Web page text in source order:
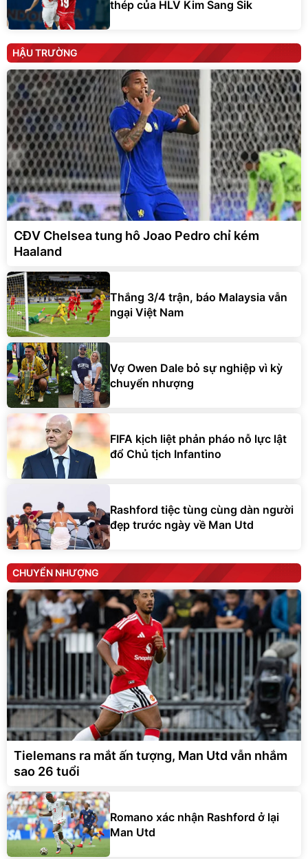
thép của HLV Kim Sang Sik
HẬU TRƯỜNG
CĐV Chelsea tung hô Joao Pedro chỉ kém
Haaland
Thắng 3/4 trận, báo Malaysia vẫn
ngại Việt Nam
Vợ Owen Dale bỏ sự nghiệp vì kỳ
chuyển nhượng
FIFA kịch liệt phản pháo nỗ lực lật
đổ Chủ tịch Infantino
Rashford tiệc tùng cùng dàn người
đẹp trước ngày về Man Utd
CHUYỂN NHƯỢNG
Tielemans ra mắt ấn tượng, Man Utd vẫn nhắm
sao 26 tuổi
Romano xác nhận Rashford ở lại
Man Utd